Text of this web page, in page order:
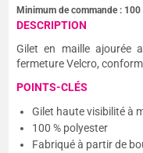
Minimum de commande : 100
DESCRIPTION
Gilet en maille ajourée
fermeture Velcro,
POINTS-CLÉS
Gilet haute visibilité à
100 % polyester
Fabriqué à partir de